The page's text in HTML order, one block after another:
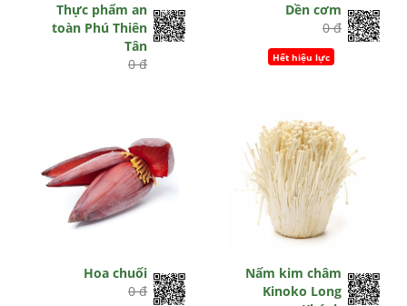
Thực phẩm an
toàn Phú Thiên
Tân
0 đ
Dền cơm
0 đ
Hết hiệu lực
Hoa chuối
0 đ
Nấm kim châm
Kinoko Long